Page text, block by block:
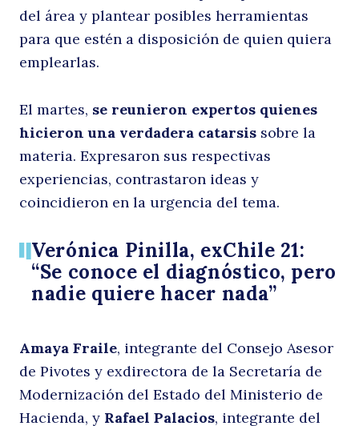
del área y plantear posibles herramientas
para que estén a disposición de quien quiera
emplearlas.
El martes, se reunieron expertos quienes
hicieron una verdadera catarsis sobre la
materia. Expresaron sus respectivas
experiencias, contrastaron ideas y
coincidieron en la urgencia del tema.
Verónica Pinilla, exChile 21:
“Se conoce el diagnóstico, pero
nadie quiere hacer nada”
Amaya Fraile, integrante del Consejo Asesor
de Pivotes y exdirectora de la Secretaría de
Modernización del Estado del Ministerio de
Hacienda, y Rafael Palacios, integrante del